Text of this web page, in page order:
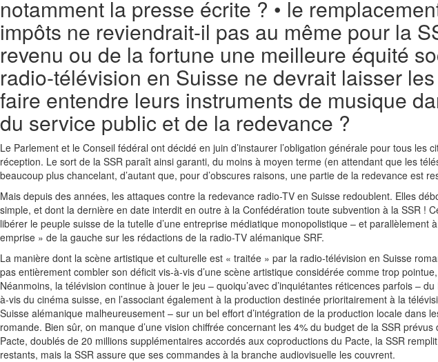
notamment la presse écrite ? • le
impôts ne reviendrait-il pas au même pour la
revenu ou de la fortune une meilleure équité
radio-télévision en Suisse ne devrait laisser
faire entendre leurs instruments de musique
du service public et de la redevance ?
Le Parlement et le Conseil fédéral ont décidé en juin d’instaurer l’obligation générale pour tous
réception. Le sort de la SSR paraît ainsi garanti, du moins à moyen terme (en attendant que les
beaucoup plus chancelant, d’autant que, pour d’obscures raisons, une partie de la redevance est
Mais depuis des années, les attaques contre la redevance radio-TV en Suisse redoublent. Elles
simple, et dont la dernière en date interdit en outre à la Confédération toute subvention à la SSR
libérer le peuple suisse de la tutelle d’une entreprise médiatique monopolistique – et
emprise » de la gauche sur les rédactions de la radio-TV alémanique SRF.
La manière dont la scène artistique et culturelle est « traitée » par la radio-télévision en Suisse
pas entièrement combler son déficit vis-à-vis d’une scène artistique considérée comme trop
Néanmoins, la télévision continue à jouer le jeu – quoiqu’avec d’inquiétantes réticences parfois –
à-vis du cinéma suisse, en l’associant également à la production destinée prioritairement à la
Suisse alémanique malheureusement – sur un bel effort d’intégration de la production locale
romande. Bien sûr, on manque d’une vision chiffrée concernant les 4% du budget de la SSR
Pacte, doublés de 20 millions supplémentaires accordés aux coproductions du Pacte, la SSR
restants, mais la SSR assure que ses commandes à la branche audiovisuelle les couvrent.